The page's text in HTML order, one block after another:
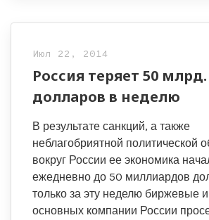
Июл 22, 2014
Россия теряет 50 млрд.
долларов в неделю
В результате санкций, а также
неблагобриятной политической
вокруг России ее экономика
ежедневно до 50 миллиардов
только за эту неделю биржевые
основных компании России